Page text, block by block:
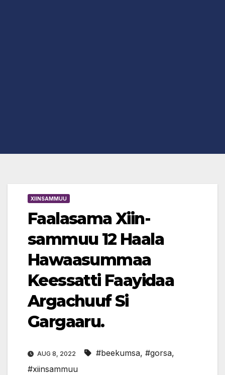
XIINSAMMUU
Faalasama Xiin-
sammuu 12 Haala
Hawaasummaa
Keessatti Faayidaa
Argachuuf Si
Gargaaru.
AUG 8, 2022 #beekumsa, #gorsa,
#xiinsammuu